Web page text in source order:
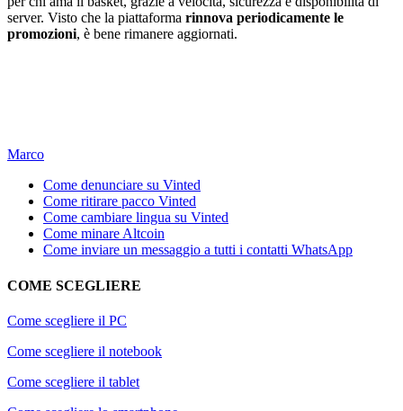
server. Visto che la piattaforma rinnova periodicamente le
promozioni, è bene rimanere aggiornati.
Marco
Come denunciare su Vinted
Come ritirare pacco Vinted
Come cambiare lingua su Vinted
Come minare Altcoin
Come inviare un messaggio a tutti i contatti WhatsApp
COME SCEGLIERE
Come scegliere il PC
Come scegliere il notebook
Come scegliere il tablet